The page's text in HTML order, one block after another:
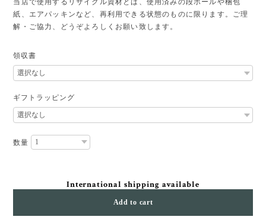
当店で使用するリサイクル資材とは、使用済みの段ボールや梱包
紙、エアパッキンなど、再利用できる状態のものに限ります。ご理
解・ご協力、どうぞよろしくお願い致します。
領収書
ギフトラッピング
数量
International shipping available
Add to cart